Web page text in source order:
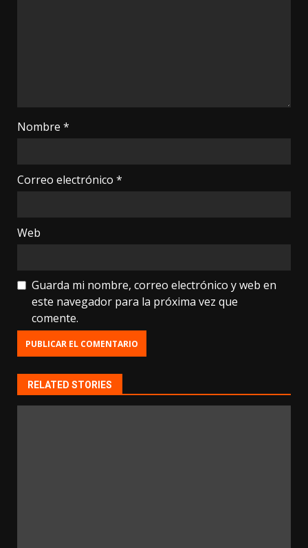
Nombre *
Correo electrónico *
Web
Guarda mi nombre, correo electrónico y web en
este navegador para la próxima vez que
comente.
RELATED STORIES